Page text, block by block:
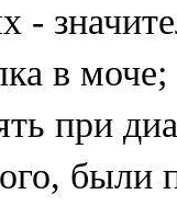
-
в моче;
при
были